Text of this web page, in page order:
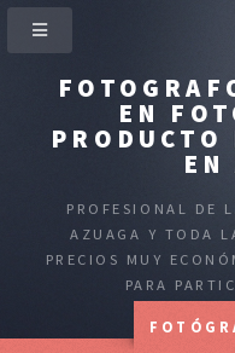
EN
PRODUCTO
EN
PROFESIONAL DE
AZUAGA Y TODA
PRECIOS MUY
PARA